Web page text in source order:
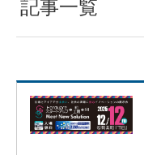
記事一覧